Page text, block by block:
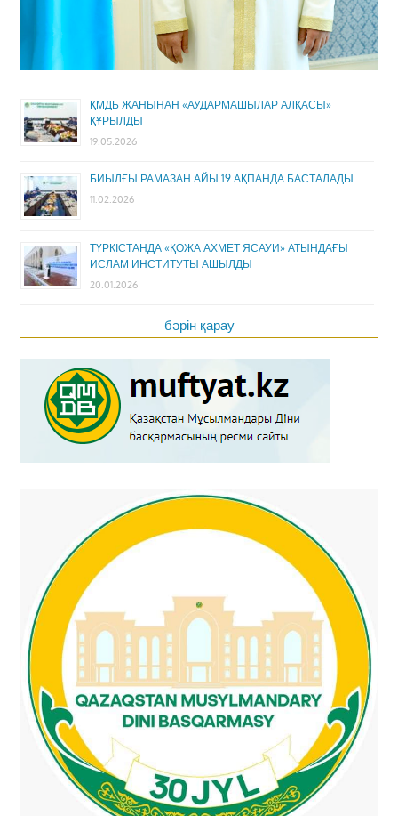
ҚМДБ ЖАНЫНАН «АУДАРМАШЫЛАР АЛҚАСЫ»
ҚҰРЫЛДЫ
19.05.2026
БИЫЛҒЫ РАМАЗАН АЙЫ 19 АҚПАНДА БАСТАЛАДЫ
11.02.2026
ТҮРКІСТАНДА «ҚОЖА АХМЕТ ЯСАУИ» АТЫНДАҒЫ
ИСЛАМ ИНСТИТУТЫ АШЫЛДЫ
20.01.2026
бәрін қарау